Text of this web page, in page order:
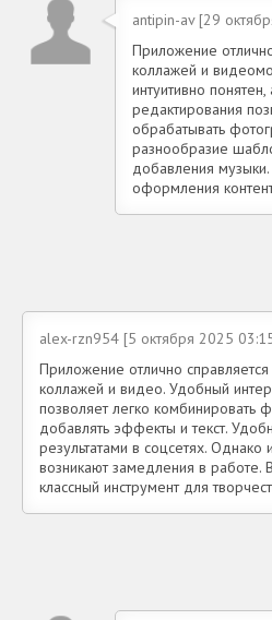
antipin-av [29
Приложение
коллажей и
интуитивно
редактирования
обрабатывать
разнообразие
добавления
оформления
alex-rzn954 [5 октября 2025
Приложение отлично
коллажей и видео. Удобный
позволяет легко комбинировать
добавлять эффекты и текст.
результатами в соцсетях. Однако
возникают замедления в работе.
классный инструмент для